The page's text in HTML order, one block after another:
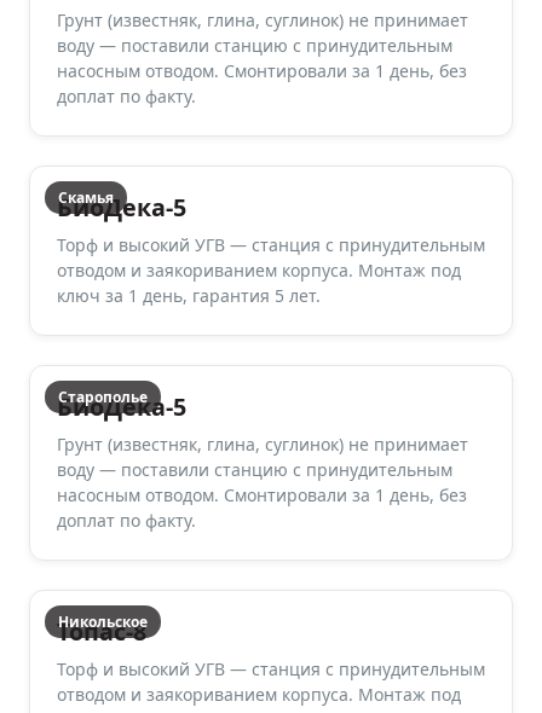
Грунт (известняк, глина, суглинок) не принимает
воду — поставили станцию с принудительным
насосным отводом. Смонтировали за 1 день, без
доплат по факту.
Скамья
БиоДека-5
Торф и высокий УГВ — станция с принудительным
отводом и заякориванием корпуса. Монтаж под
ключ за 1 день, гарантия 5 лет.
Старополье
БиоДека-5
Грунт (известняк, глина, суглинок) не принимает
воду — поставили станцию с принудительным
насосным отводом. Смонтировали за 1 день, без
доплат по факту.
Никольское
Топас-8
Торф и высокий УГВ — станция с принудительным
отводом и заякориванием корпуса. Монтаж под